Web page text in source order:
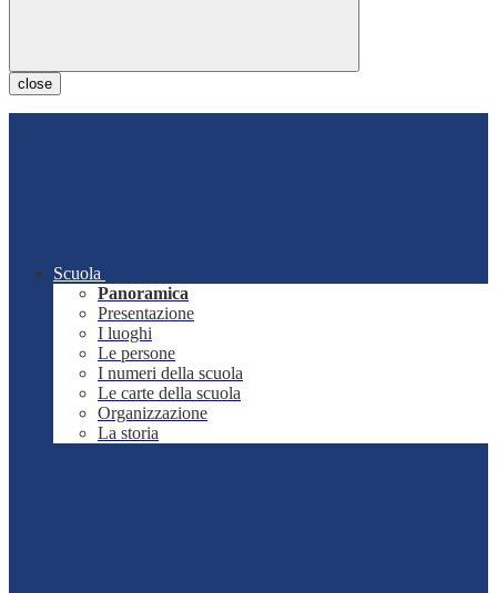
close
Scuola
Panoramica
Presentazione
I luoghi
Le persone
I numeri della scuola
Le carte della scuola
Organizzazione
La storia